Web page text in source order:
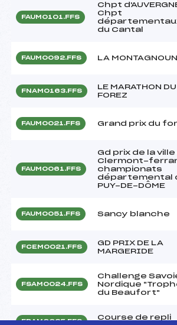
FAUM0101.FFS
Chpt
Chpt
du Cantal
FAUM0092.FFS LA
FNAM0163.FFS
LE MARATHON DU
FOREZ
FAUM0021.FFS Grand prix du
FAUM0061.FFS
Gd prix de la ville
Clermont-
championats
départemental
PUY-DE-DÔME
FAUM0051.FFS Sancy blanche
FCEM0021.FFS
GD PRIX DE LA
MARGERIDE
FSAM0024.FFS
Challenge
Nordique
du Beaufort"
FDAM0025.FFS
Course de repli